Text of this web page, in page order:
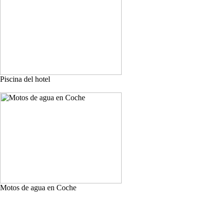
Piscina del hotel
Motos de agua en Coche